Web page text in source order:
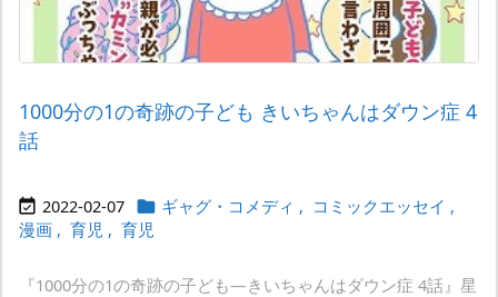
1000分の1の奇跡の子ども きいちゃんはダウン症 4
話
 2022-02-07  ギャグ・コメディ , コミックエッセイ ,
漫画 , 育児 , 育児
『1000分の1の奇跡の子ども―きいちゃんはダウン症 4話』星